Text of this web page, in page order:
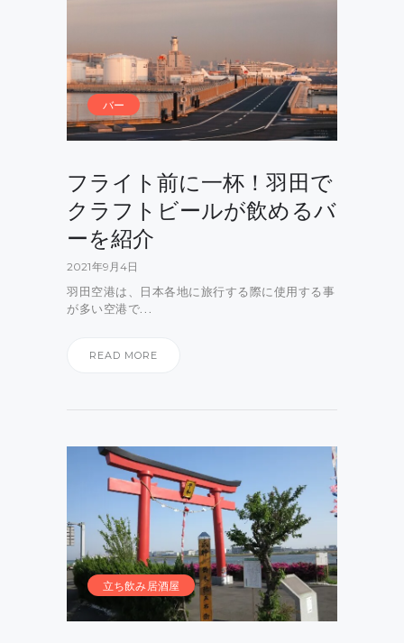
バー
フライト前に一杯！羽田で
クラフトビールが飲めるバ
ーを紹介
2021年9月4日
羽田空港は、日本各地に旅行する際に使用する事
が多い空港で…
READ MORE
立ち飲み居酒屋